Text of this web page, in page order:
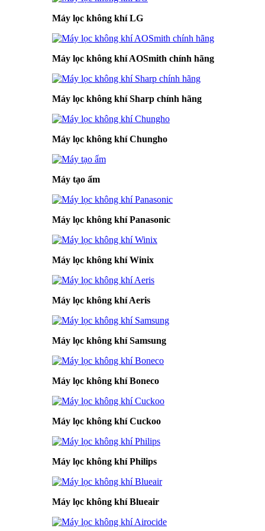
Máy lọc không khí LG
Máy lọc không khí AOSmith chính hãng
Máy lọc không khí Sharp chính hãng
Máy lọc không khí Chungho
Máy tạo ẩm
Máy lọc không khí Panasonic
Máy lọc không khí Winix
Máy lọc không khí Aeris
Máy lọc không khí Samsung
Máy lọc không khí Boneco
Máy lọc không khí Cuckoo
Máy lọc không khí Philips
Máy lọc không khí Blueair